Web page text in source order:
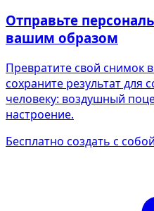
Отправьте
вашим образом
Превратите свой снимок
сохраните результат для
человеку: воздушный
настроение.
Бесплатно создать с собой